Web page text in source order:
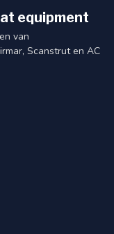
equipment
van
Scanstrut en AC